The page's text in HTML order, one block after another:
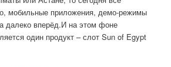
мобильные приложения, демо-режимы
далеко вперёд.И на этом фоне
один продукт – слот Sun of Egypt